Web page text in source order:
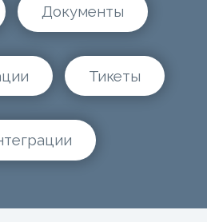
Документы
Тикеты